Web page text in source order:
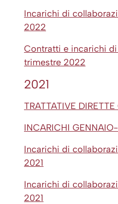
Incarichi di
2022
Contratti e incarichi
trimestre 2022
2021
TRATTATIVE
INCARICHI
Incarichi di
2021
Incarichi di
2021